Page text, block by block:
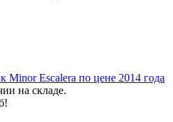
Escalera по цене 2014 года
на складе.